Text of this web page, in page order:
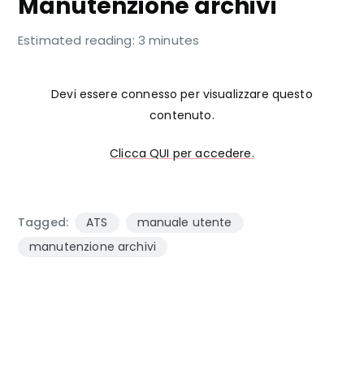
Estimated reading: 3 minutes
Devi essere connesso per visualizzare questo
contenuto.
Clicca QUI per accedere.
Tagged: ATS
manuale utente
manutenzione archivi